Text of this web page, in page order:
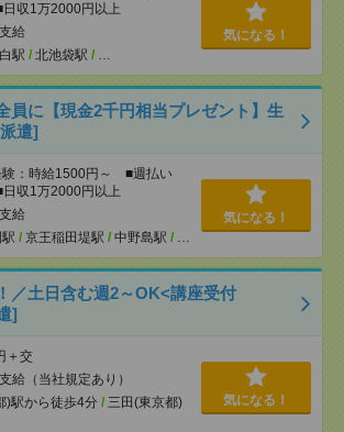
収1万2000円以上
給
駅 / 北池袋駅 / …
気になる！
員に【現金2千円相当プレゼント】生
遣]
験：時給1500円～ ■週払い
収1万2000円以上
給
/ 京王稲田堤駅 / 中野島駅 / …
気になる！
／土日含む週2～OK<講座受付
]
＋交
給（当社規定あり）
)駅から徒歩4分 / 三田(東京都)
気になる！